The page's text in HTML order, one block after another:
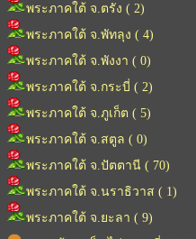
พระภาคใต้ จ.ตรัง ( 2)
พระภาคใต้ จ.พัทลุง ( 4)
พระภาคใต้ จ.พังงา ( 0)
พระภาคใต้ จ.กระบี่ ( 2)
พระภาคใต้ จ.ภูเก็ต ( 5)
พระภาคใต้ จ.สตูล ( 0)
พระภาคใต้ จ.ปัตตานี ( 70)
พระภาคใต้ จ.นราธิวาส ( 1)
พระภาคใต้ จ.ยะลา ( 9)